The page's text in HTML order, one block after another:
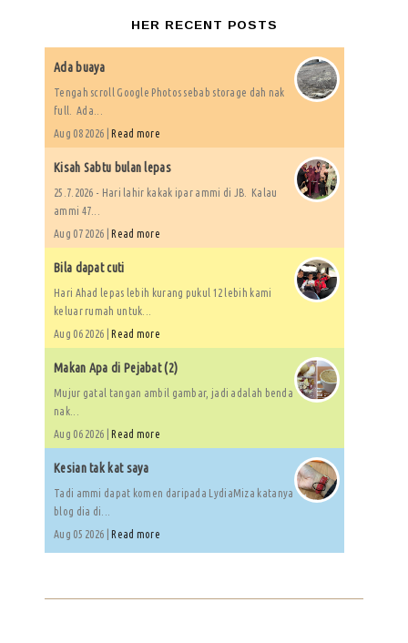
HER RECENT POSTS
Ada buaya
Tengah scroll Google Photos sebab storage dah nak
full. Ada...
Aug 08 2026 | Read more
Kisah Sabtu bulan lepas
25.7.2026 - Hari lahir kakak ipar ammi di JB. Kalau
ammi 47...
Aug 07 2026 | Read more
Bila dapat cuti
Hari Ahad lepas lebih kurang pukul 12 lebih kami
keluar rumah untuk...
Aug 06 2026 | Read more
Makan Apa di Pejabat (2)
Mujur gatal tangan ambil gambar, jadi adalah benda
nak...
Aug 06 2026 | Read more
Kesian tak kat saya
Tadi ammi dapat komen daripada LydiaMiza katanya
blog dia di...
Aug 05 2026 | Read more